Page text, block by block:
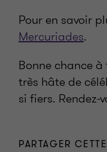
Pour en savoir
Mercuriades.
Bonne chance
très hâte de
si fiers.
PARTAGER